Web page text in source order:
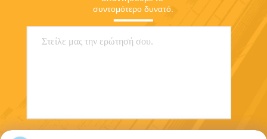
συντομότερο δυνατό.